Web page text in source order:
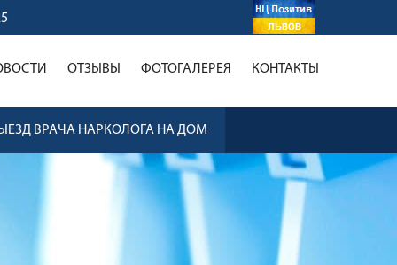
ОТЗЫВЫ ФОТОГАЛЕРЕЯ КОНТАКТЫ
ВРАЧА НАРКОЛОГА НА ДОМ